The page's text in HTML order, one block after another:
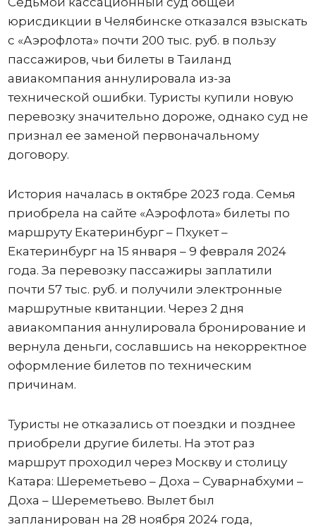
юрисдикции в Челябинске отказался взыскать
с «Аэрофлота» почти 200 тыс. руб. в пользу
пассажиров, чьи билеты в Таиланд
авиакомпания аннулировала из-за
технической ошибки. Туристы купили новую
перевозку значительно дороже, однако суд не
признал ее заменой первоначальному
договору.
История началась в октябре 2023 года. Семья
приобрела на сайте «Аэрофлота» билеты по
маршруту Екатеринбург – Пхукет –
Екатеринбург на 15 января – 9 февраля 2024
года. За перевозку пассажиры заплатили
почти 57 тыс. руб. и получили электронные
маршрутные квитанции. Через 2 дня
авиакомпания аннулировала бронирование и
вернула деньги, сославшись на некорректное
оформление билетов по техническим
причинам.
Туристы не отказались от поездки и позднее
приобрели другие билеты. На этот раз
маршрут проходил через Москву и столицу
Катара: Шереметьево – Доха – Суварнабхуми –
Доха – Шереметьево. Вылет был
запланирован на 28 ноября 2024 года,